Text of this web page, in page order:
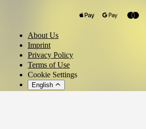
About Us
Imprint
Privacy Policy
Terms of Use
Cookie Settings
English